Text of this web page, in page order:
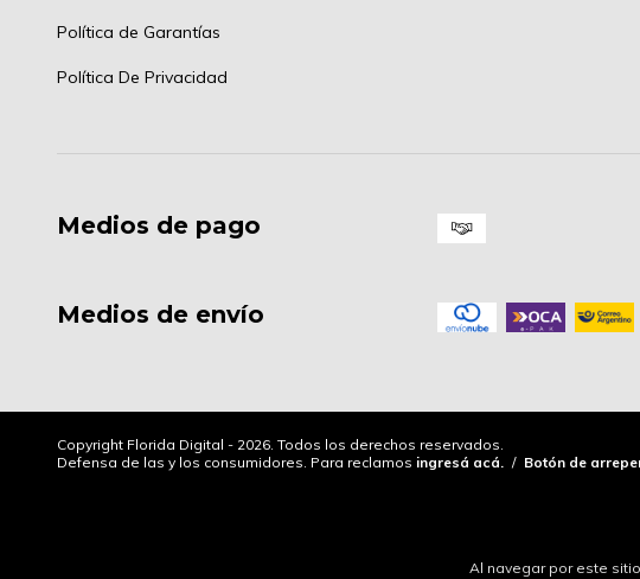
Al navegar por este sitio
Política de Garantías
Política De Privacidad
Medios de pago
Medios de envío
Copyright Florida Digital - 2026. Todos los derechos reservados.
Defensa de las y los consumidores. Para reclamos ingresá acá. / Botón de